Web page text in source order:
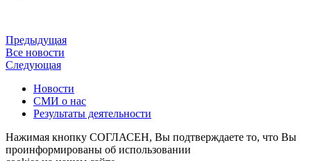
Предыдущая
Все новости
Следующая
Новости
СМИ о нас
Результаты деятельности
Нажимая кнопку СОГЛАСЕН, Вы подтверждаете то, что Вы
проинформированы об использовании